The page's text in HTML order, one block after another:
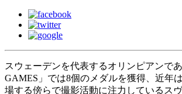
スウェーデンを代表するオリンピアンで
GAMES」では8個のメダルを獲得、近年
場する傍らで撮影活動に注力しているス